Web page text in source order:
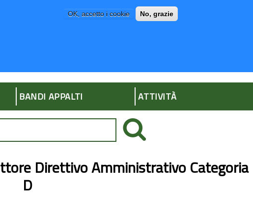
OK, accetto i cookie No, grazie
BANDI APPALTI ATTIVITÀ
Direttivo Amministrativo Categoria
D